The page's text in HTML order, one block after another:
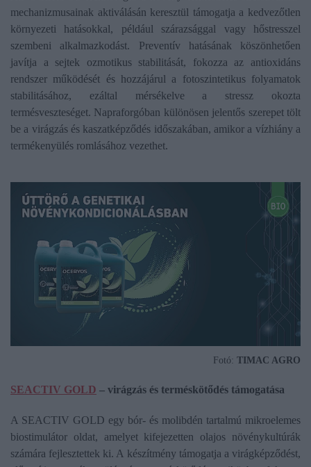
mechanizmusainak aktiválásán keresztül támogatja a kedvezőtlen
környezeti hatásokkal, például szárazsággal vagy hőstresszel
szembeni alkalmazkodást. Preventív hatásának köszönhetően
javítja a sejtek ozmotikus stabilitását, fokozza az antioxidáns
rendszer működését és hozzájárul a fotoszintetikus folyamatok
stabilitásához, ezáltal mérsékelve a stressz okozta
termésveszteséget. Napraforgóban különösen jelentős szerepet tölt
be a virágzás és kaszatképződés időszakában, amikor a vízhiány a
termékenyülés romlásához vezethet.
Fotó: TIMAC AGRO
SEACTIV GOLD – virágzás és terméskötődés támogatása
A SEACTIV GOLD egy bór- és molibdén tartalmú mikroelemes
biostimulátor oldat, amelyet kifejezetten olajos növénykultúrák
számára fejlesztettek ki. A készítmény támogatja a virágképződést,